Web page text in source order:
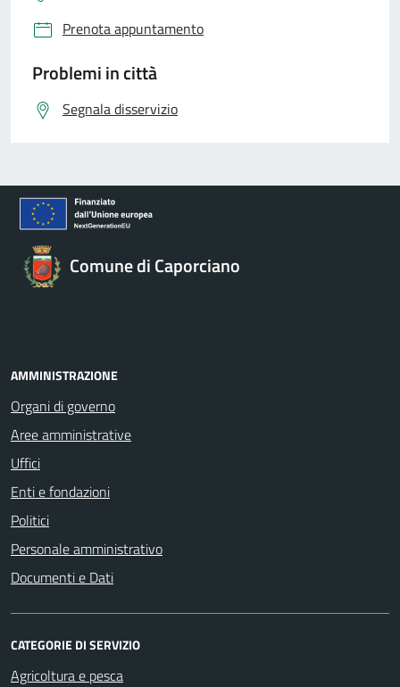
Prenota appuntamento
Problemi in città
Segnala disservizio
Comune di Caporciano
AMMINISTRAZIONE
Organi di governo
Aree amministrative
Uffici
Enti e fondazioni
Politici
Personale amministrativo
Documenti e Dati
CATEGORIE DI SERVIZIO
Agricoltura e pesca